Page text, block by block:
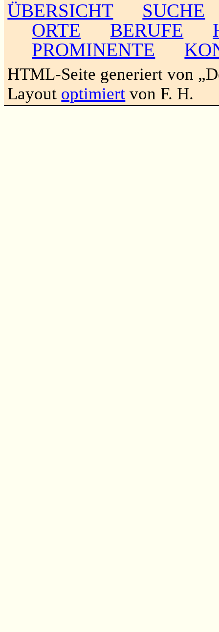
ÜBERSICHT
SUCHE
ORTE
BERUFE
PROMINENTE
HTML-Seite generiert von
Layout optimiert von F. H.